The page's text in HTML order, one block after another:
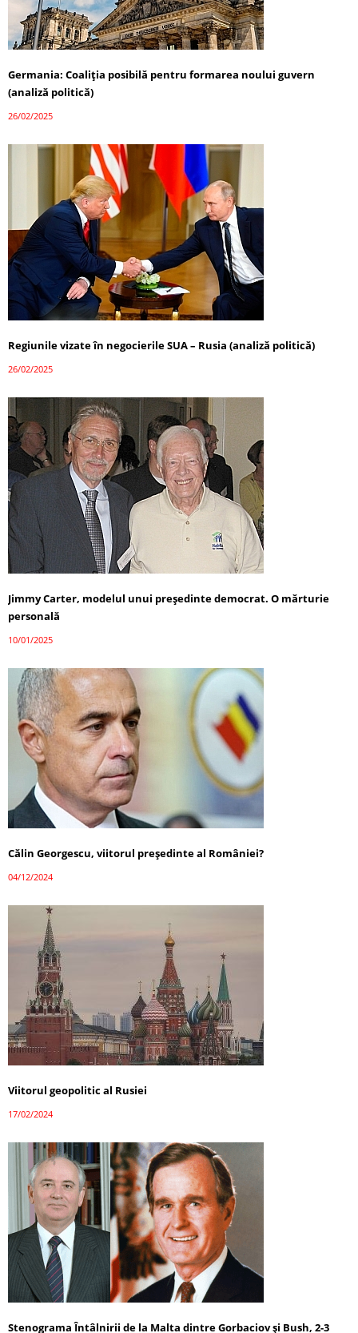
Germania: Coaliția posibilă pentru formarea noului guvern
(analiză politică)
26/02/2025
Regiunile vizate în negocierile SUA – Rusia (analiză politică)
26/02/2025
Jimmy Carter, modelul unui președinte democrat. O mărturie
personală
10/01/2025
Călin Georgescu, viitorul președinte al României?
04/12/2024
Viitorul geopolitic al Rusiei
17/02/2024
Stenograma Întâlnirii de la Malta dintre Gorbaciov și Bush, 2-3